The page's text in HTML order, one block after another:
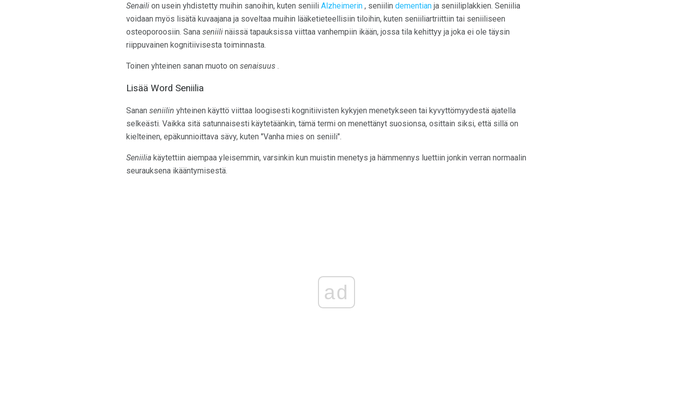
Senaili on usein yhdistetty muihin sanoihin, kuten seniili Alzheimerin , seniilin dementian ja seniiliplakkien. Seniilia
voidaan myös lisätä kuvaajana ja soveltaa muihin lääketieteellisiin tiloihin, kuten seniiliartriittiin tai seniiliseen
osteoporoosiin. Sana seniili näissä tapauksissa viittaa vanhempiin ikään, jossa tila kehittyy ja joka ei ole täysin
riippuvainen kognitiivisesta toiminnasta.
Toinen yhteinen sanan muoto on senaisuus .
Lisää Word Seniilia
Sanan seniilin yhteinen käyttö viittaa loogisesti kognitiivisten kykyjen menetykseen tai kyvyttömyydestä ajatella
selkeästi. Vaikka sitä satunnaisesti käytetäänkin, tämä termi on menettänyt suosionsa, osittain siksi, että sillä on
kielteinen, epäkunnioittava sävy, kuten "Vanha mies on seniili".
Seniilia käytettiin aiempaa yleisemmin, varsinkin kun muistin menetys ja hämmennys luettiin jonkin verran normaalin
seurauksena ikääntymisestä.
ad